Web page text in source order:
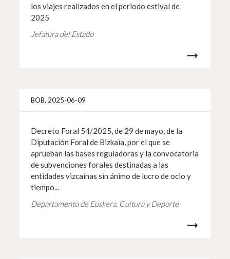
los viajes realizados en el periodo estival de
2025
Jefatura del Estado
BOB, 2025-06-09
Decreto Foral 54/2025, de 29 de mayo, de la
Diputación Foral de Bizkaia, por el que se
aprueban las bases reguladoras y la convocatoria
de subvenciones forales destinadas a las
entidades vizcaínas sin ánimo de lucro de ocio y
tiempo...
Departamento de Euskera, Cultura y Deporte